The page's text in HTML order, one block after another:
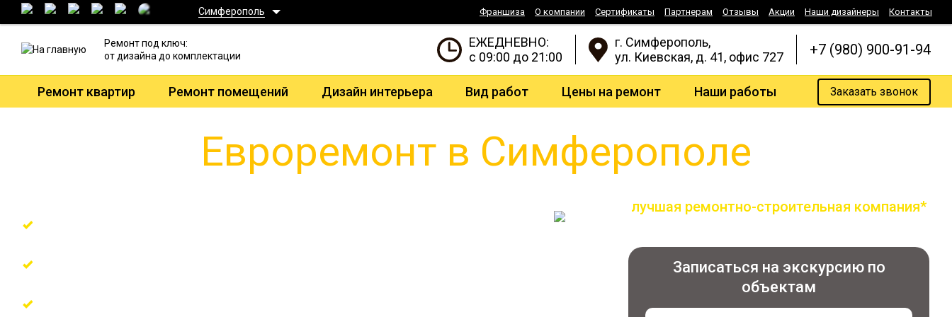
Симферополь Франшиза О компании Сертификаты Партнерам Отзывы Акции Наши дизайнеры Контакты
Ремонт под ключ:
от дизайна до комплектации
ЕЖЕДНЕВНО:
с 09:00 до 21:00
г. Симферополь,
ул. Киевская, д. 41, офис 727
+7 (980) 900-91-94
Ремонт квартир Ремонт помещений Дизайн интерьера Вид работ Цены на ремонт Наши работы Заказать звонок
Евроремонт в Симферополе
лучшая ремонтно-строительная компания*
Записаться на экскурсию по
объектам